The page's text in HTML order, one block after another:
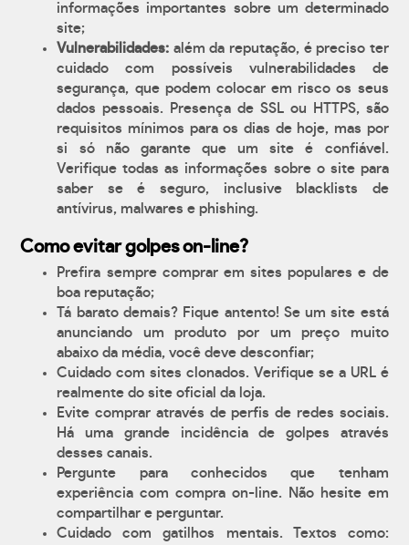
informações importantes sobre um determinado
site;
Vulnerabilidades: além da reputação, é preciso ter
cuidado com possíveis vulnerabilidades de
segurança, que podem colocar em risco os seus
dados pessoais. Presença de SSL ou HTTPS, são
requisitos mínimos para os dias de hoje, mas por
si só não garante que um site é confiável.
Verifique todas as informações sobre o site para
saber se é seguro, inclusive blacklists de
antívirus, malwares e phishing.
Como evitar golpes on-line?
Prefira sempre comprar em sites populares e de
boa reputação;
Tá barato demais? Fique antento! Se um site está
anunciando um produto por um preço muito
abaixo da média, você deve desconfiar;
Cuidado com sites clonados. Verifique se a URL é
realmente do site oficial da loja.
Evite comprar através de perfis de redes sociais.
Há uma grande incidência de golpes através
desses canais.
Pergunte para conhecidos que tenham
experiência com compra on-line. Não hesite em
compartilhar e perguntar.
Cuidado com gatilhos mentais. Textos como: